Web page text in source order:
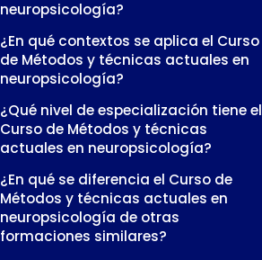
neuropsicología?
¿En qué contextos se aplica el Curso
de Métodos y técnicas actuales en
neuropsicología?
¿Qué nivel de especialización tiene el
Curso de Métodos y técnicas
actuales en neuropsicología?
¿En qué se diferencia el Curso de
Métodos y técnicas actuales en
neuropsicología de otras
formaciones similares?